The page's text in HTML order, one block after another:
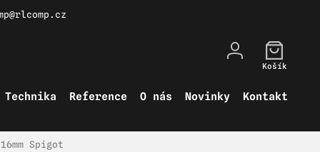
Technika Reference O nás Novinky Kontakt
Košík
Spigot